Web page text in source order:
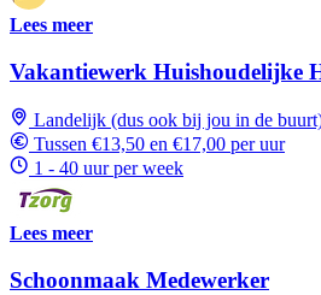
Lees meer
Vakantiewerk Huishoudelijke
Landelijk (dus ook bij jou in de
Tussen €13,50 en €17,00 per uur
1 - 40 uur per week
Lees meer
Schoonmaak Medewerker